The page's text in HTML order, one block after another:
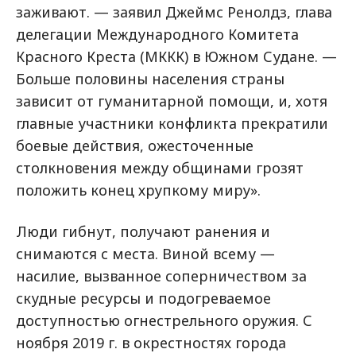
заживают. — заявил Джеймс Ренолдз, глава
делегации Международного Комитета
Красного Креста (МККК) в Южном Судане. —
Больше половины населения страны
зависит от гуманитарной помощи, и, хотя
главные участники конфликта прекратили
боевые действия, ожесточенные
столкновения между общинами грозят
положить конец хрупкому миру».
Люди гибнут, получают ранения и
снимаются с места. Виной всему —
насилие, вызванное соперничеством за
скудные ресурсы и подогреваемое
доступностью огнестрельного оружия. С
ноября 2019 г. в окрестностях города